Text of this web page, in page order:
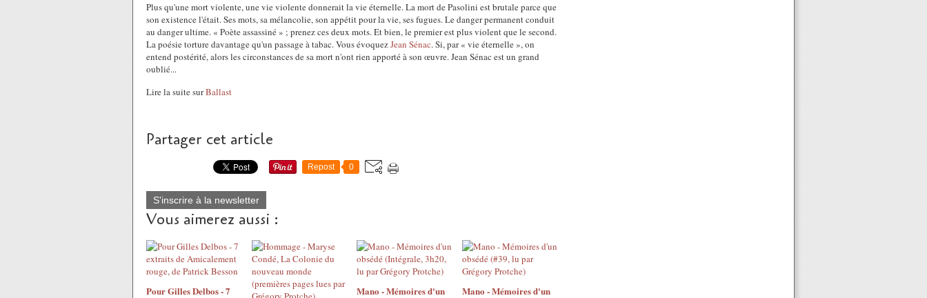
Plus qu'une mort violente, une vie violente donnerait la vie éternelle. La mort de Pasolini est brutale parce que
son existence l'était. Ses mots, sa mélancolie, son appétit pour la vie, ses fugues. Le danger permanent conduit
au danger ultime. « Poète assassiné » ; prenez ces deux mots. Et bien, le premier est plus violent que le second.
La poésie torture davantage qu'un passage à tabac. Vous évoquezJean Sénac. Si, par « vie éternelle », on
entend postérité, alors les circonstances de sa mort n'ont rien apporté à son œuvre. Jean Sénac est un grand
oublié...
Lire la suite surBallast
Partager cet article
Repost 0
S'inscrire à la newsletter
Vous aimerez aussi :
Pour Gilles Delbos - 7
Mano - Mémoires d'un
Mano - Mémoires d'un